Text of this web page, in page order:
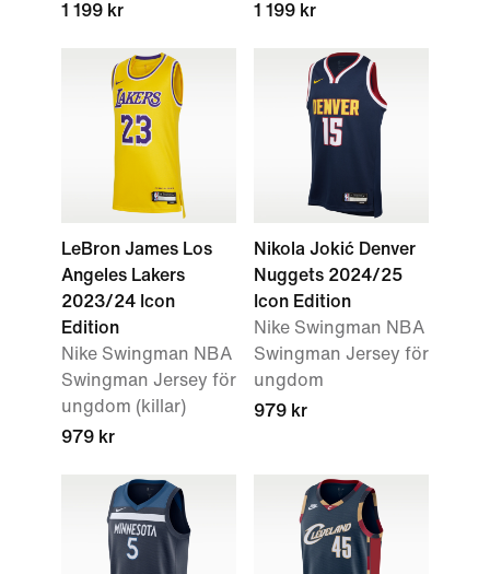
1 199 kr
1 199 kr
LeBron James Los
Angeles Lakers
2023/24 Icon
Edition
Nike Swingman NBA
Swingman Jersey för
ungdom (killar)
979 kr
Nikola Jokić Denver
Nuggets 2024/25
Icon Edition
Nike Swingman NBA
Swingman Jersey för
ungdom
979 kr